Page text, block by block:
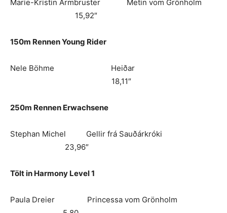
Marie-Kristin Armbruster Metin vom Grönholm
15,92″
150m Rennen Young Rider
Nele Böhme Heiðar
18,11″
250m Rennen Erwachsene
Stephan Michel Gellir frá Sauðárkróki
23,96″
Tölt in Harmony Level 1
Paula Dreier Princessa vom Grönholm